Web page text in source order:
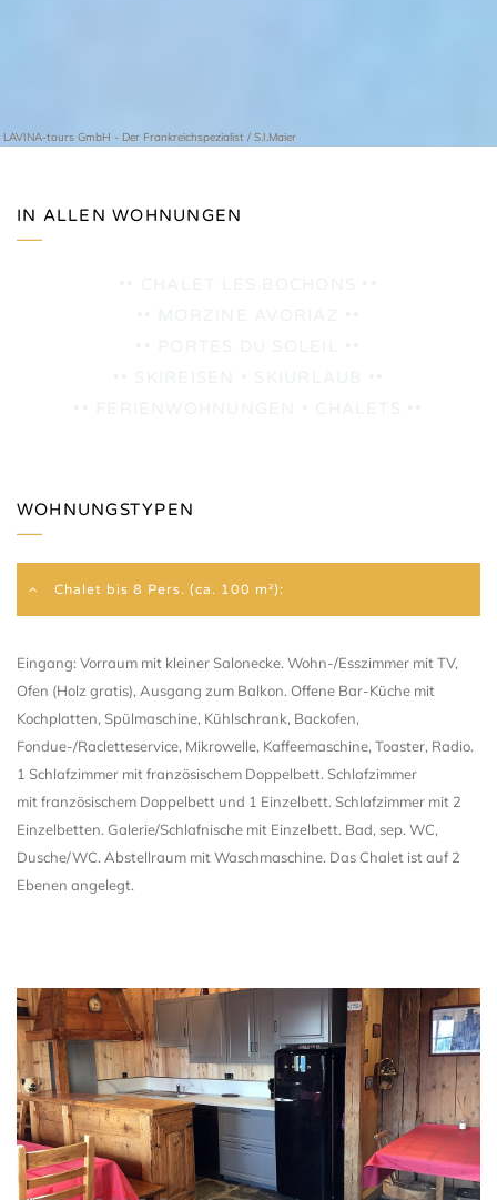
LAVINA-tours GmbH - Der Frankreichspezialist / S.I.Maier
IN ALLEN WOHNUNGEN
WOHNUNGSTYPEN
Chalet bis 8 Pers. (ca. 100 m²):
Eingang: Vorraum mit kleiner Salonecke. Wohn-/Esszimmer mit TV,
Ofen (Holz gratis), Ausgang zum Balkon. Offene Bar-Küche mit
Kochplatten, Spülmaschine, Kühlschrank, Backofen,
Fondue-/Racletteservice, Mikrowelle, Kaffeemaschine, Toaster, Radio.
1 Schlafzimmer mit französischem Doppelbett. Schlafzimmer
mit französischem Doppelbett und 1 Einzelbett. Schlafzimmer mit 2
Einzelbetten. Galerie/Schlafnische mit Einzelbett. Bad, sep. WC,
Dusche/WC. Abstellraum mit Waschmaschine. Das Chalet ist auf 2
Ebenen angelegt.